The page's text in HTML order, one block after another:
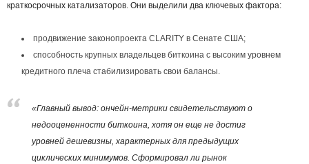
краткосрочных катализаторов. Они выделили два ключевых фактора:
продвижение законопроекта CLARITY в Сенате США;
способность крупных владельцев биткоина с высоким уровнем
кредитного плеча стабилизировать свои балансы.
«Главный вывод: ончейн-метрики свидетельствуют о
недооцененности биткоина, хотя он еще не достиг
уровней дешевизны, характерных для предыдущих
циклических минимумов. Сформировал ли рынок